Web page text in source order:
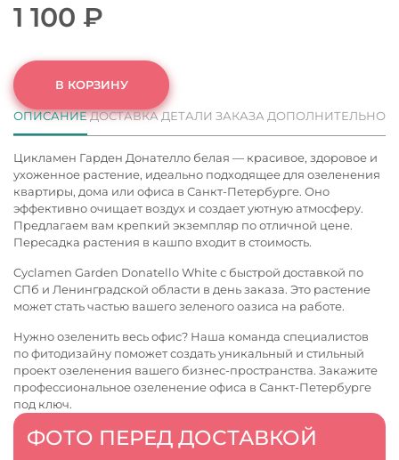
1 100 ₽
В КОРЗИНУ
ФОТО ПЕРЕД ДОСТАВКОЙ
ОПИСАНИЕДОСТАВКАДЕТАЛИ ЗАКАЗА ДОПОЛНИТЕЛЬНО
Цикламен Гарден Донателло белая — красивое, здоровое и
ухоженное растение, идеально подходящее для озеленения
квартиры, дома или офиса в Санкт-Петербурге. Оно
эффективно очищает воздух и создает уютную атмосферу.
Предлагаем вам крепкий экземпляр по отличной цене.
Пересадка растения в кашпо входит в стоимость.
Cyclamen Garden Donatello White с быстрой доставкой по
СПб и Ленинградской области в день заказа. Это растение
может стать частью вашего зеленого оазиса на работе.
Нужно озеленить весь офис? Наша команда специалистов
по фитодизайну поможет создать уникальный и стильный
проект озеленения вашего бизнес-пространства. Закажите
профессиональноеозеленение офиса в Санкт-Петербурге
под ключ.